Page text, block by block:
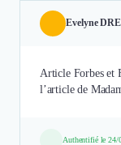
Evelyne
Article Forbes et
l’article de
Authentifié le 24/